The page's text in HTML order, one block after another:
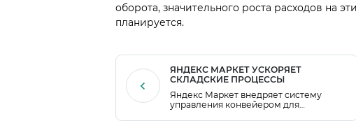
оборота, значительного роста расходов на
планируется.
ЯНДЕКС МАРКЕТ УСКОРЯЕТ
СКЛАДСКИЕ ПРОЦЕССЫ
Яндекс Маркет внедряет систему
управления конвейером для